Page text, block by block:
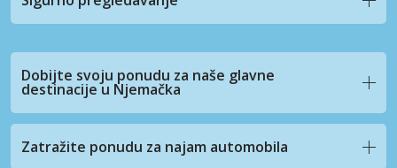
Dobijte svoju ponudu za naše glavne
destinacije u Njemačka
Zatražite ponudu za najam automobila